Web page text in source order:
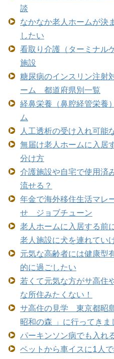
談
なかなか老人ホームが決
したい
看取り介護（ターミナル
施設
糖尿病のインスリン注射
ーム 都道府県別一覧
経鼻栄養（鼻腔経管栄養
ム
人工透析の受け入れ可能
無届け老人ホームに入
分け方
介護施設や自宅で使用済
流せる？
年金で海外移住生活マ
せ ジョブチューン
老人ホームに入居する前
老人施設に犬を連れてい
元気な高齢者には健康
的に過ごしたい
若くて元気な方がサ高
な所住みたくない！
サ高住の見学 東京都昭
昭和の森 」に行ってきま
パーキンソン病でも入れ
ベットから車イスに1人